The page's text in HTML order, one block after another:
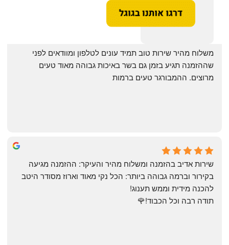
May Azulay
a month ago
מרוצים. ההמבורגר טעים ברמות
להכנה מידית וממש תענוג!
תודה רבה וכל הכבוד!🌹